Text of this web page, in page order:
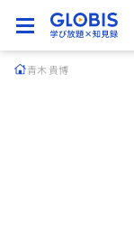
青木 貴博